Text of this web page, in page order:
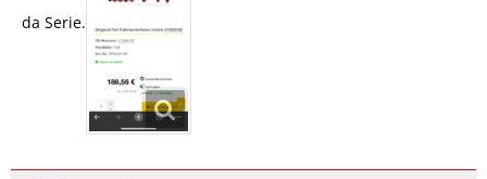
da Serie.